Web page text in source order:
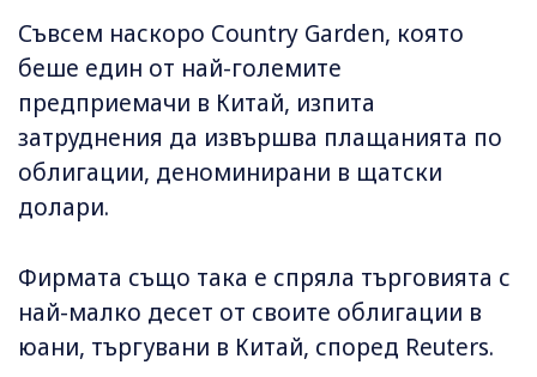
Съвсем наскоро Country Garden, която
беше един от най-големите
предприемачи в Китай, изпита
затруднения да извършва плащанията по
облигации, деноминирани в щатски
долари.
Фирмата също така е спряла търговията с
най-малко десет от своите облигации в
юани, търгувани в Китай, според Reuters.